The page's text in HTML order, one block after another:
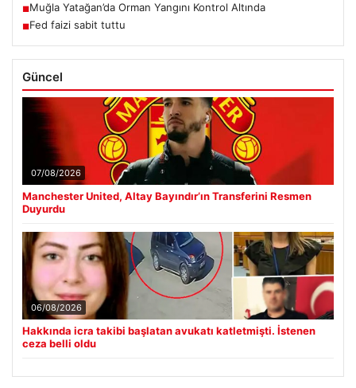
■Muğla Yatağan’da Orman Yangını Kontrol Altında
■Fed faizi sabit tuttu
Güncel
07/08/2026
Manchester United, Altay Bayındır’ın Transferini Resmen
Duyurdu
06/08/2026
Hakkında icra takibi başlatan avukatı katletmişti. İstenen
ceza belli oldu